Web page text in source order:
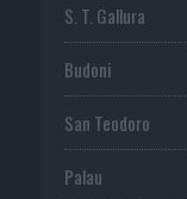
S. T. Gallura
Budoni
San Teodoro
Palau